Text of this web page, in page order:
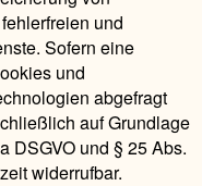
und
Sofern eine
und
abgefragt
auf Grundlage
DSGVO und § 25 Abs.
widerrufbar.